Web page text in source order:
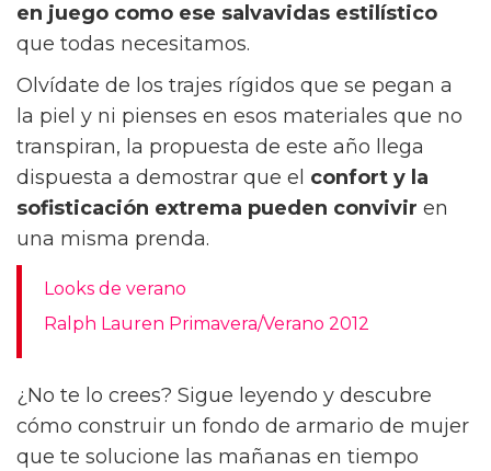
en juego como ese salvavidas estilístico
que todas necesitamos.
Olvídate de los trajes rígidos que se pegan a
la piel y ni pienses en esos materiales que no
transpiran, la propuesta de este año llega
dispuesta a demostrar que el confort y la
sofisticación extrema pueden convivir en
una misma prenda.
Looks de verano
Ralph Lauren Primavera/Verano 2012
¿No te lo crees? Sigue leyendo y descubre
cómo construir un fondo de armario de mujer
que te solucione las mañanas en tiempo